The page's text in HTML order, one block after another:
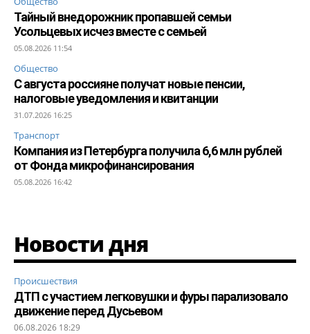
Тайный внедорожник пропавшей семьи
Усольцевых исчез вместе с семьей
05.08.2026 11:54
Общество
С августа россияне получат новые пенсии,
налоговые уведомления и квитанции
31.07.2026 16:25
Транспорт
Компания из Петербурга получила 6,6 млн рублей
от Фонда микрофинансирования
05.08.2026 16:42
Новости дня
Происшествия
ДТП с участием легковушки и фуры парализовало
движение перед Дусьевом
06.08.2026 18:29